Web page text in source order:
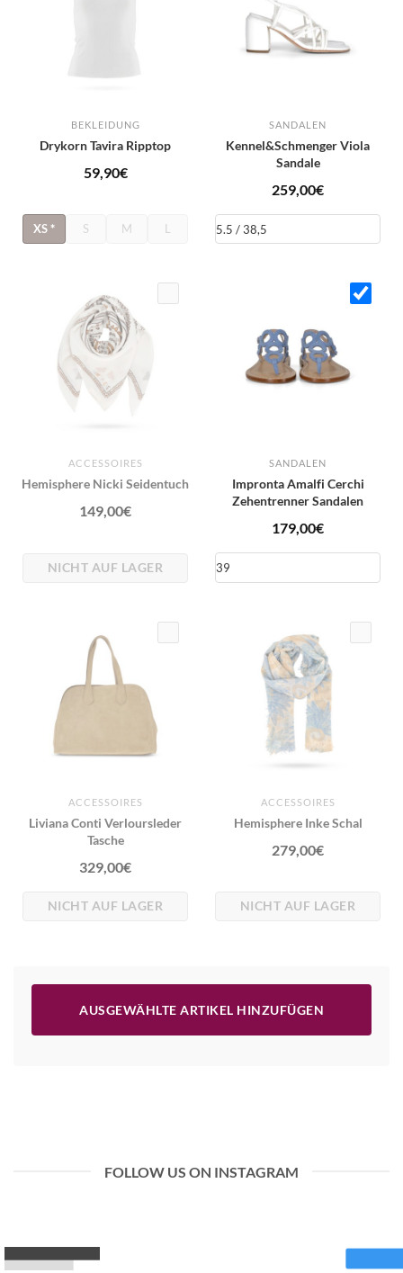
BEKLEIDUNG
Drykorn Tavira Ripptop
59,90€
XS* S M L
SANDALEN
Kennel&Schmenger Viola
Sandale
259,00€
ACCESSOIRES
Hemisphere Nicki Seidentuch
149,00€
NICHT AUF LAGER
SANDALEN
Impronta Amalfi Cerchi
Zehentrenner Sandalen
179,00€
ACCESSOIRES
Liviana Conti Verloursleder
Tasche
329,00€
NICHT AUF LAGER
ACCESSOIRES
Hemisphere Inke Schal
279,00€
NICHT AUF LAGER
AUSGEWÄHLTE ARTIKEL HINZUFÜGEN
FOLLOW US ON INSTAGRAM